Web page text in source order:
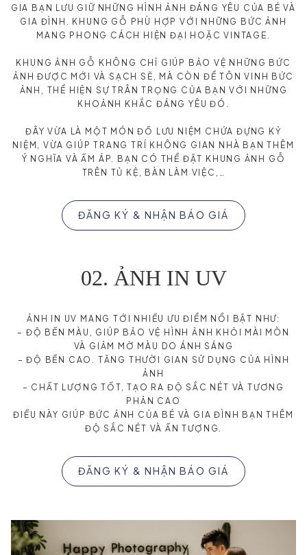
GIA BẠN LƯU GIỮ NHỮNG HÌNH ẢNH ĐÁNG YÊU CỦA BÉ VÀ
GIA ĐÌNH. KHUNG GỖ PHÙ HỢP VỚI NHỮNG BỨC ẢNH
MANG PHONG CÁCH HIỆN ĐẠI HOẶC VINTAGE.
KHUNG ẢNH GỖ KHÔNG CHỈ GIÚP BẢO VỆ NHỮNG BỨC
ẢNH ĐƯỢC MỚI VÀ SẠCH SẼ, MÀ CÒN ĐỂ TÔN VINH BỨC
ẢNH, THỂ HIỆN SỰ TRÂN TRỌNG CỦA BẠN VỚI NHỮNG
KHOẢNH KHẮC ĐÁNG YÊU ĐÓ.
ĐÂY VỪA LÀ MỘT MÓN ĐỒ LƯU NIỆM CHỨA ĐỰNG KỶ
NIỆM, VỪA GIÚP TRANG TRÍ KHÔNG GIAN NHÀ BẠN THÊM
Ý NGHĨA VÀ ẤM ÁP. BẠN CÓ THỂ ĐẶT KHUNG ẢNH GỖ
TRÊN TỦ KỆ, BÀN LÀM VIỆC,…
ĐĂNG KÝ & NHẬN BÁO GIÁ
02. ẢNH IN UV
ẢNH IN UV MANG TỚI NHIỀU ƯU ĐIỂM NỔI BẬT NHƯ:
– ĐỘ BỀN MÀU, GIÚP BẢO VỆ HÌNH ẢNH KHỎI MÀI MÒN
VÀ GIẢM MỜ MÀU DO ÁNH SÁNG
– ĐỘ BỀN CAO. TĂNG THƯỜI GIAN SỬ DỤNG CỦA HÌNH
ẢNH
– CHẤT LƯỢNG TỐT, TẠO RA ĐỘ SẮC NÉT VÀ TƯƠNG
PHẢN CAO
ĐIỀU NÀY GIÚP BỨC ẢNH CỦA BÉ VÀ GIA ĐÌNH BẠN THÊM
ĐỘ SẮC NÉT VÀ ẤN TƯỢNG.
ĐĂNG KÝ & NHẬN BÁO GIÁ